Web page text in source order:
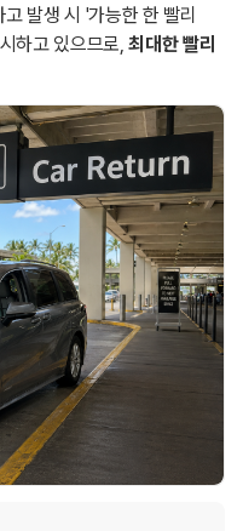
발생 시 '가능한 한 빨리
하고 있으므로,최대한 빨리